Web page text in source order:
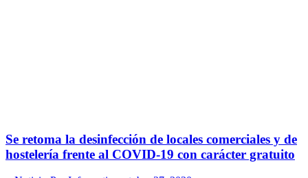
Se retoma la desinfección de locales comerciales y de
hostelería frente al COVID-19 con carácter gratuito